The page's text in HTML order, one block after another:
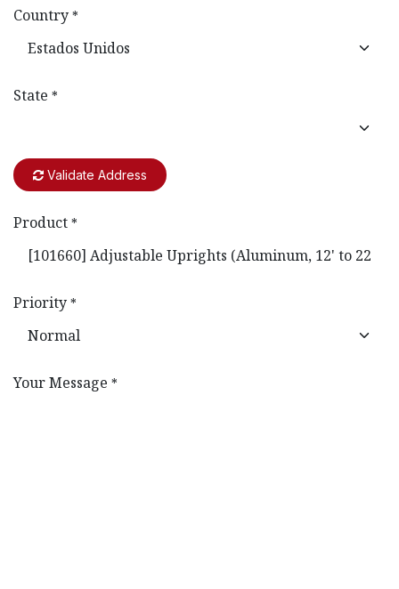
Country *
State *
Validate Address
Product *
Priority *
Your Message *